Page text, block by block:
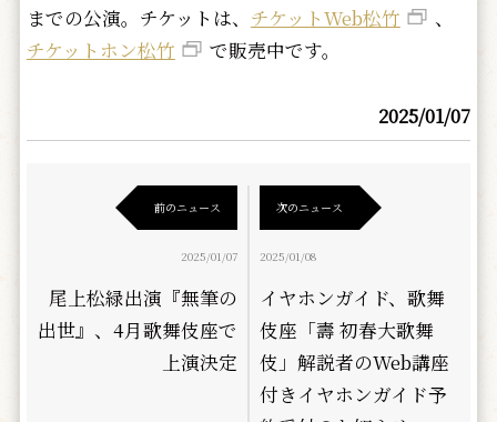
までの公演。チケットは、 チケットWeb松竹
、
チケットホン松竹
で販売中です。
2025/01/07
前のニュース
2025/01/07
尾上松緑出演『無筆の
出世』、4月歌舞伎座で
上演決定
次のニュース
2025/01/08
イヤホンガイド、歌舞
伎座「壽 初春大歌舞
伎」解説者のWeb講座
付きイヤホンガイド予